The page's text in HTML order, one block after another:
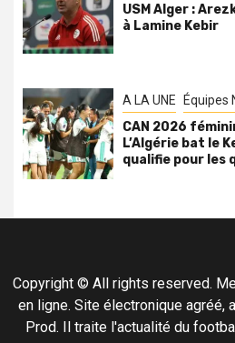
USM Alger :
à Lamine Kebir
A LA UNE Équipes
CAN 2026
L’Algérie bat le
qualifie pour les
Copyright © All rights reserved.
en ligne. Site électronique agréé,
Prod. Il traite l'actualité du